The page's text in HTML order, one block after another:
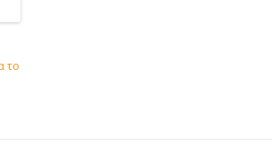
το